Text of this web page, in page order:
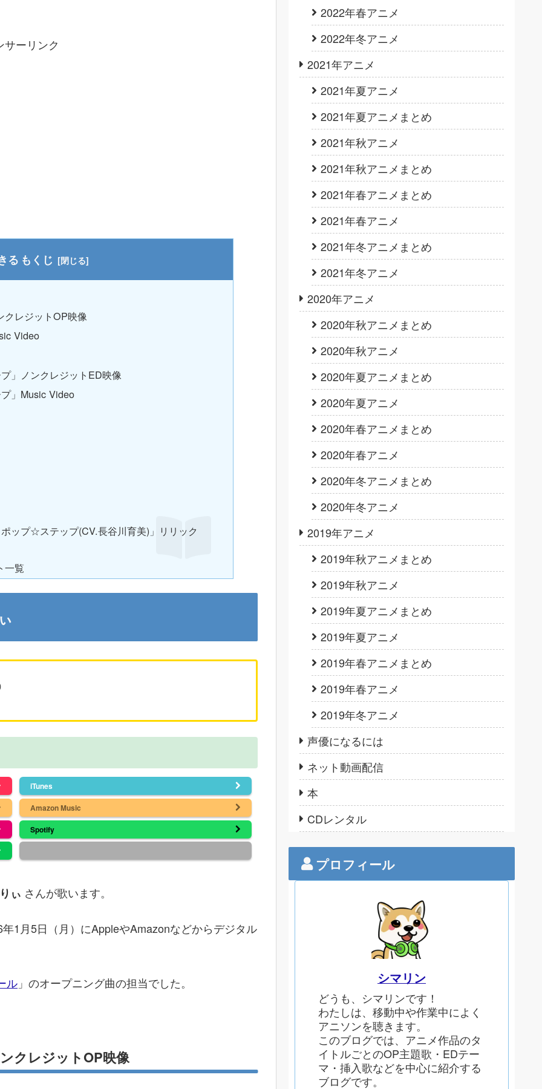
サーリンク
もくじ
レジットOP映像
Video
」ノンクレジットED映像
」Music Video
ップ☆ステップ(CV.長谷川育美)」リリック
一覧
iTunes
Amazon Music
Spotify
ぃ さんが歌います。
1月5日（月）にAppleやAmazonなどからデジタル
ル 」のオープニング曲の担当でした。
クレジットOP映像
2022年春アニメ
2022年冬アニメ
2021年アニメ
2021年夏アニメ
2021年夏アニメまとめ
2021年秋アニメ
2021年秋アニメまとめ
2021年春アニメまとめ
2021年春アニメ
2021年冬アニメまとめ
2021年冬アニメ
2020年アニメ
2020年秋アニメまとめ
2020年秋アニメ
2020年夏アニメまとめ
2020年夏アニメ
2020年春アニメまとめ
2020年春アニメ
2020年冬アニメまとめ
2020年冬アニメ
2019年アニメ
2019年秋アニメまとめ
2019年秋アニメ
2019年夏アニメまとめ
2019年夏アニメ
2019年春アニメまとめ
2019年春アニメ
2019年冬アニメ
声優になるには
ネット動画配信
本
CDレンタル
プロフィール
シマリン
どうも、シマリンです！
わたしは、移動中や作業中によく
アニソンを聴きます。
このブログでは、アニメ作品のタ
イトルごとのOP主題歌・EDテー
マ・挿入歌などを中心に紹介する
ブログです。